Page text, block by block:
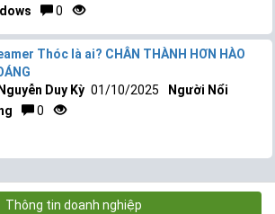
0
Thóc là ai? CHÂN THÀNH HƠN HÀO
Nguyễn Duy Kỳ 01/10/2025
Người Nổi
0
Thông tin doanh nghiệp